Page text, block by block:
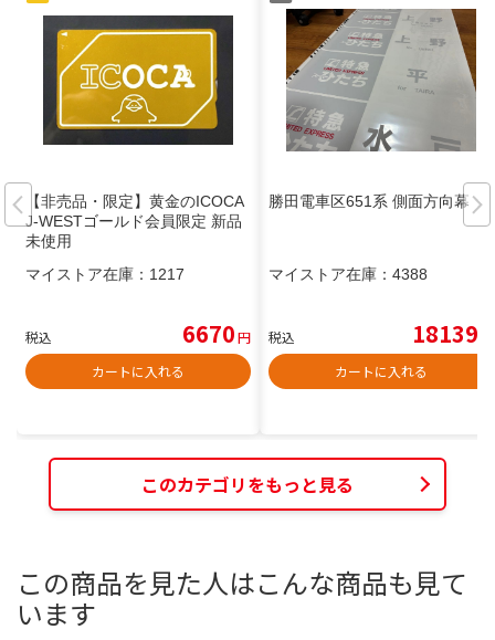
【非売品・限定】黄金のICOCA
J-WESTゴールド会員限定 新品
未使用
マイストア在庫： 1217
税込 6670円
カートに入れる
勝田電車区651系 側面方向幕
マイストア在庫： 4388
税込 18139
カートに入れる
このカテゴリをもっと見る
この商品を見た人はこんな商品も見て
います